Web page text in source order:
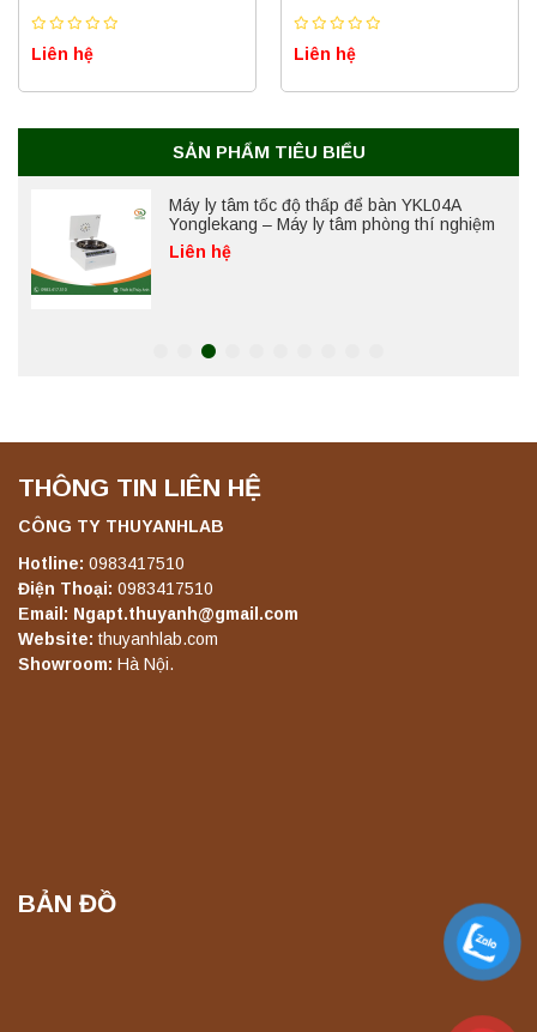
Liên hệ Liên hệ
SẢN PHẨM TIÊU BIỂU
Máy ly tâm tốc độ cao để bàn YTG18G
Liên hệ
Máy ly tâm tốc độ thấp để bàn YKL04A
Yonglekang – Máy ly tâm phòng thí nghiệm
Liên hệ
Máy ly tâm tốc độ thấp để bàn YKL02A
Yonglekang – Máy ly tâm phòng thí nghiệm
Máy ly tâm tốc độ thấp để bàn TD5A
Yonglekang – Thiết bị ly tâm phòng thí
nghiệm
Máy ly tâm tốc độ thấp để bàn TD5Z
Yonglekang – Thiết bị ly tâm phòng thí
nghiệm
Máy ly tâm tốc độ cao để bàn YTG16B
Yonglekang – Thiết bị ly tâm phòng thí
THÔNG TIN LIÊN HỆ
CÔNG TY THUYANHLAB
Hotline: 0983417510
Điện Thoại: 0983417510
Email: Ngapt.thuyanh@gmail.com
Website: thuyanhlab.com
Showroom: Hà Nội.
BẢN ĐỒ